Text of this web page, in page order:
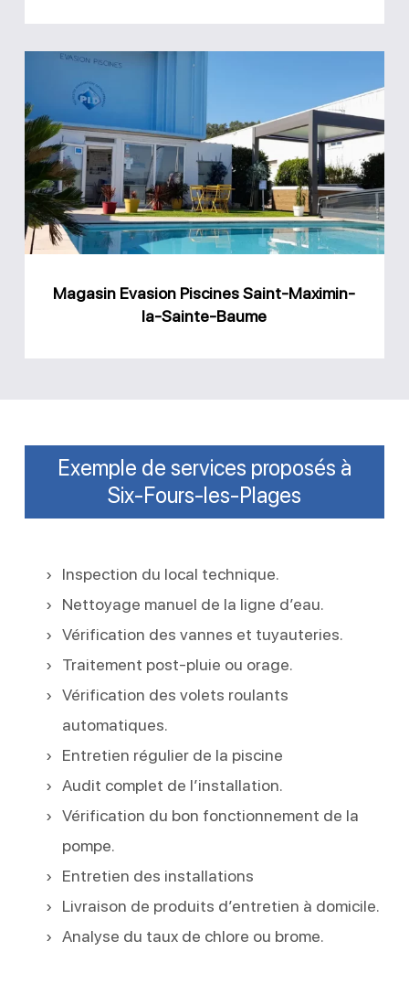
Piscines
Saint-
Maximin-
la-
Sainte-
Magasin Evasion Piscines Saint-Maximin-
la-Sainte-Baume
Exemple de services proposés à
Six-Fours-les-Plages
Inspection du local technique.
Nettoyage manuel de la ligne d’eau.
Vérification des vannes et tuyauteries.
Traitement post-pluie ou orage.
Vérification des volets roulants
automatiques.
Entretien régulier de la piscine
Audit complet de l’installation.
Vérification du bon fonctionnement de la
pompe.
Entretien des installations
Livraison de produits d’entretien à domicile.
Analyse du taux de chlore ou brome.